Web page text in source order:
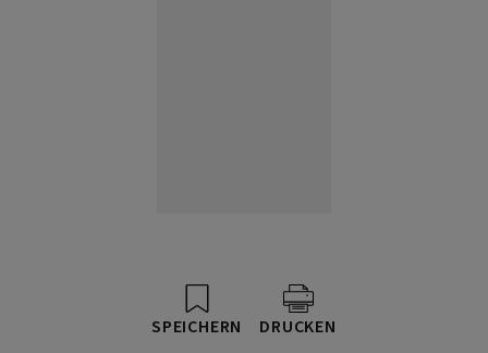
SPEICHERN DRUCKEN